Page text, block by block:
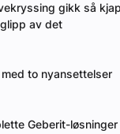
gikk så
av det
med to nyansettelser
Geberit-